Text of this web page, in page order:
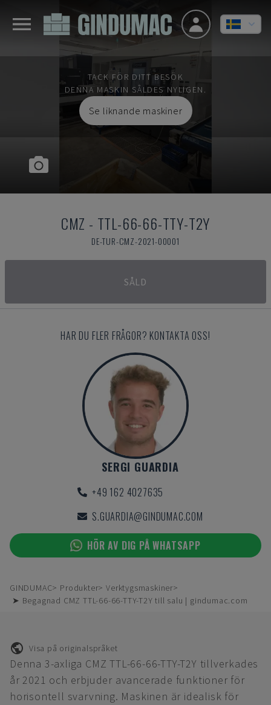
TACK FÖR DITT BESÖK
DENNA MASKIN SÅLDES NYLIGEN.
Se liknande maskiner
CMZ - TTL-66-66-TTY-T2Y
DE-TUR-CMZ-2021-00001
SÅLD
HAR DU FLER FRÅGOR? KONTAKTA OSS!
SERGI GUARDIA
+49 162 4027635
S.GUARDIA@GINDUMAC.COM
HÖR AV DIG PÅ WHATSAPP
GINDUMAC Produkter
Verktygsmaskiner
➤ Begagnad CMZ TTL-66-66-TTY-T2Y till salu | gindumac.com
Visa på originalspråket
Denna 3-axliga CMZ TTL-66-66-TTY-T2Y tillverkades
år 2021 och erbjuder avancerade funktioner för
horisontell svarvning. Maskinen är idealisk för